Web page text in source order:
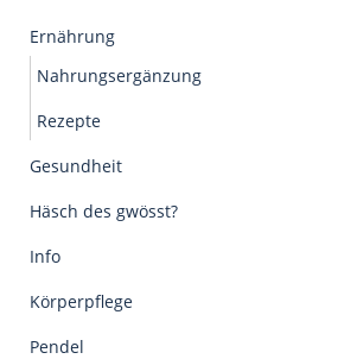
Ernährung
Nahrungsergänzung
Rezepte
Gesundheit
Häsch des gwösst?
Info
Körperpflege
Pendel